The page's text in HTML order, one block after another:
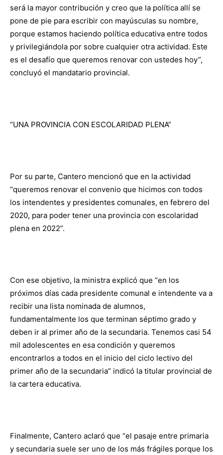
será la mayor contribución y creo que la política allí se
pone de pie para escribir con mayúsculas su nombre,
porque estamos haciendo política educativa entre todos
y privilegiándola por sobre cualquier otra actividad. Este
es el desafío que queremos renovar con ustedes hoy”,
concluyó el mandatario provincial.
“UNA PROVINCIA CON ESCOLARIDAD PLENA”
Por su parte, Cantero mencionó que en la actividad
“queremos renovar el convenio que hicimos con todos
los intendentes y presidentes comunales, en febrero del
2020, para poder tener una provincia con escolaridad
plena en 2022”.
Con ese objetivo, la ministra explicó que “en los
próximos días cada presidente comunal e intendente va a
recibir una lista nominada de alumnos,
fundamentalmente los que terminan séptimo grado y
deben ir al primer año de la secundaria. Tenemos casi 54
mil adolescentes en esa condición y queremos
encontrarlos a todos en el inicio del ciclo lectivo del
primer año de la secundaria” indicó la titular provincial de
la cartera educativa.
Finalmente, Cantero aclaró que “el pasaje entre primaria
y secundaria suele ser uno de los más frágiles porque los